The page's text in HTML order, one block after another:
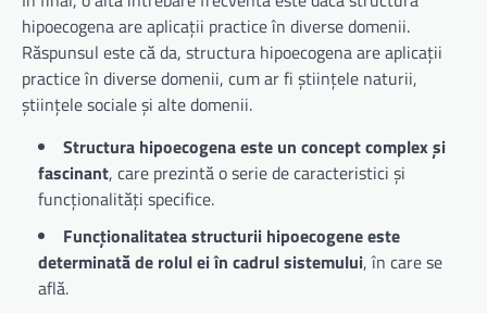
hipoecogena are aplicații practice în diverse domenii.
Răspunsul este că da, structura hipoecogena are aplicații
practice în diverse domenii, cum ar fi științele naturii,
științele sociale și alte domenii.
Structura hipoecogena este un concept complex și
fascinant, care prezintă o serie de caracteristici și
funcționalități specifice.
Funcționalitatea structurii hipoecogene este
determinată de rolul ei în cadrul sistemului, în care se
află.